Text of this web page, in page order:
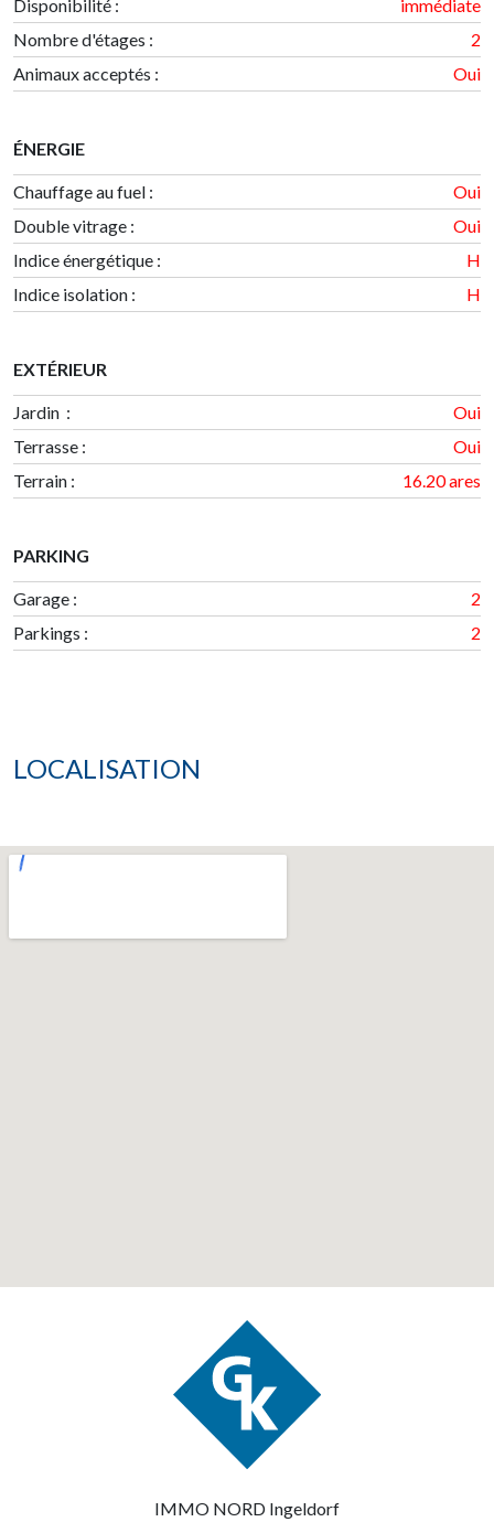
Disponibilité :
immédiate
Nombre d'étages :
2
Animaux acceptés :
Oui
ÉNERGIE
Chauffage au fuel :
Oui
Double vitrage :
Oui
Indice énergétique :
H
Indice isolation : H
EXTÉRIEUR
Jardin :
Oui
Terrasse :
Oui
Terrain : 16.20 ares
PARKING
Garage :
2
Parkings : 2
LOCALISATION
IMMO NORD Ingeldorf